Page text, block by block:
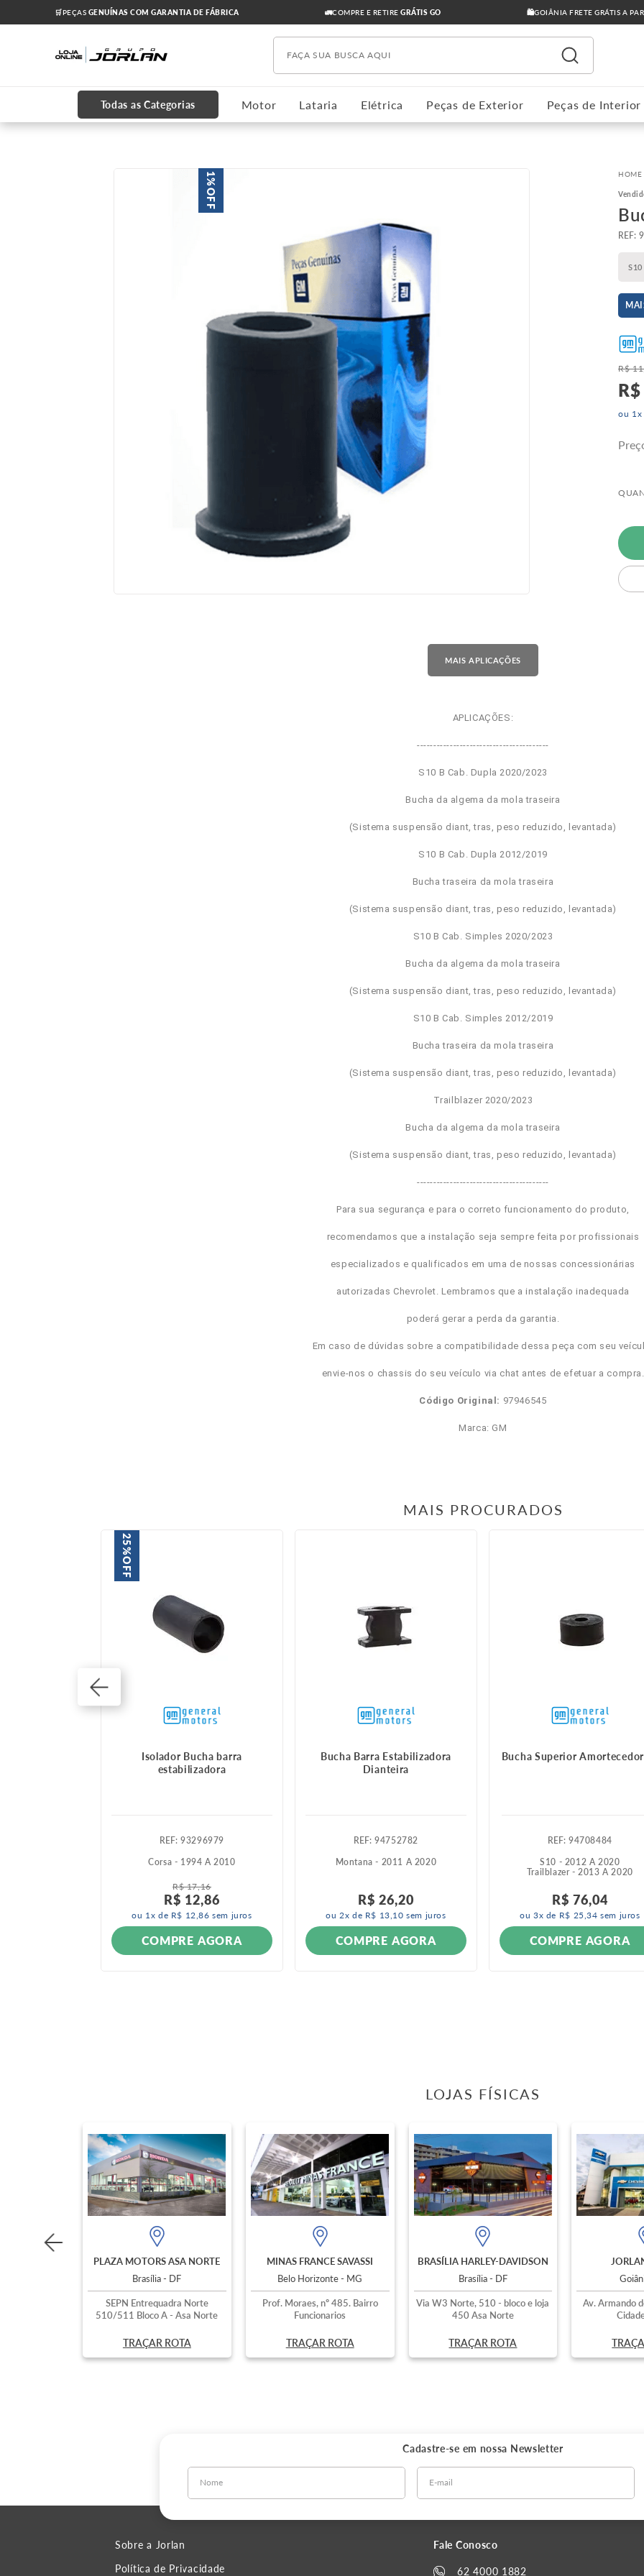
🛒PEÇAS GENUÍNAS COM GARANTIA DE FÁBRICA 🚛COMPRE E RETIREGRÁTIS GO 🛍️GOIÂNIA FRETE GRÁTIS A
Faça sua busca aqui
Todas as Categorias Motor Lataria Elétrica Peças de Exterior Peças de Interior
1%
OFF
:
R$ 11
R$
ou 1
MAIS APLICAÇÕES
APLICAÇÕES:
----------------------------------------
S10 B Cab. Dupla 2020/2023
Bucha da algema da mola traseira
(Sistema suspensão diant, tras, peso reduzido, levantada)
S10 B Cab. Dupla 2012/2019
Bucha traseira da mola traseira
(Sistema suspensão diant, tras, peso reduzido, levantada)
S10 B Cab. Simples 2020/2023
Bucha da algema da mola traseira
(Sistema suspensão diant, tras, peso reduzido, levantada)
S10 B Cab. Simples 2012/2019
Bucha traseira da mola traseira
(Sistema suspensão diant, tras, peso reduzido, levantada)
Trailblazer 2020/2023
Bucha da algema da mola traseira
(Sistema suspensão diant, tras, peso reduzido, levantada)
----------------------------------------
Para sua segurança e para o correto funcionamento do produto,
recomendamos que a instalação seja sempre feita por profissionais
especializados e qualificados em uma de nossas concessionárias
autorizadas Chevrolet. Lembramos que a instalação inadequada
poderá gerar a perda da garantia.
Em caso de dúvidas sobre a compatibilidade dessa peça com seu
envie-nos o chassis do seu veículo via chat antes de efetuar a compra.
Código Original: 97946545
Marca: GM
MAIS PROCURADOS
25%
OFF
Isolador Bucha barra
estabilizadora
:93296979
Corsa - 1994 A 2010
R$ 17,16
R$ 12,86
ou 1 x de R$ 12 ,86 sem juros
COMPRE AGORA
Bucha Barra Estabilizadora
Dianteira
:94752782
Montana - 2011 A 2020
R$ 26,20
ou 2x de R$ 13 10 sem juros
COMPRE AGORA
Bucha Superior
:94708484
S10 - 2012 A 2020
Trailblazer - 2013 A 2020
R$ 76,04
ou3x de R$ 25 ,34 sem juros
COMPRE AGORA
LOJAS FÍSICAS
PLAZA MOTORS ASA NORTE
Brasília - DF
SEPN Entrequadra Norte
510/511 Bloco A - Asa Norte
TRAÇAR ROTA
MINAS FRANCE SAVASSI
Belo Horizonte - MG
Prof. Moraes, nº 485. Bairro
Funcionarios
TRAÇAR ROTA
BRASÍLIA HARLEY-DAVIDSON
Brasília - DF
Via W3 Norte, 510 - bloco e loja
450 Asa Norte
TRAÇAR ROTA
Av. Armando
Cadastre-se em nossa Newsletter
Sobre a Jorlan
Política de Privacidade
Fale Conosco
62 4000 1882
1
chevrolet
2º
onix